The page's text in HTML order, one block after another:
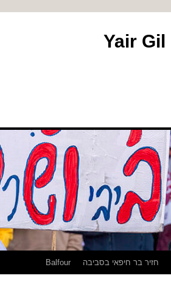
חזיר בר חיפאי בסביבה Balfour